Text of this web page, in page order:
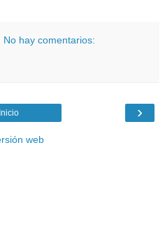
No hay comentarios:
›
Inicio
web